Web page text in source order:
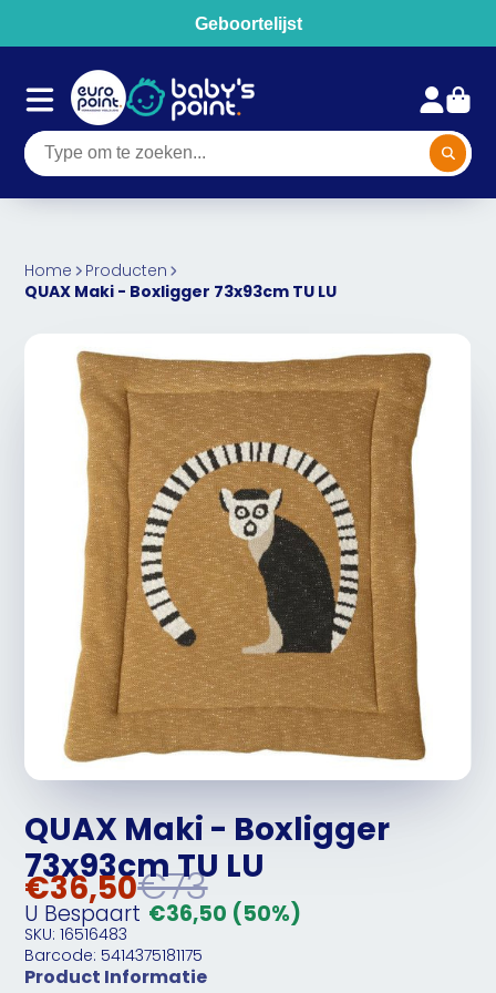
Geboortelijst
Home
Producten
QUAX Maki - Boxligger 73x93cm TU LU
QUAX Maki - Boxligger
73x93cm TU LU
€36,50€73
U Bespaart €36,50 (50%)
SKU: 16516483
Barcode: 5414375181175
Product Informatie